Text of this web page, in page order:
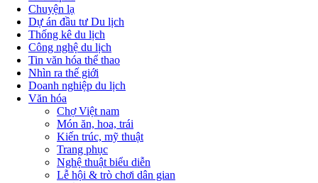
Chuyện lạ
Dự án đầu tư Du lịch
Thống kê du lịch
Công nghệ du lịch
Tin văn hóa thể thao
Nhìn ra thế giới
Doanh nghiệp du lịch
Văn hóa
Chợ Việt nam
Món ăn, hoa, trái
Kiến trúc, mỹ thuật
Trang phục
Nghệ thuật biểu diễn
Lễ hội & trò chơi dân gian